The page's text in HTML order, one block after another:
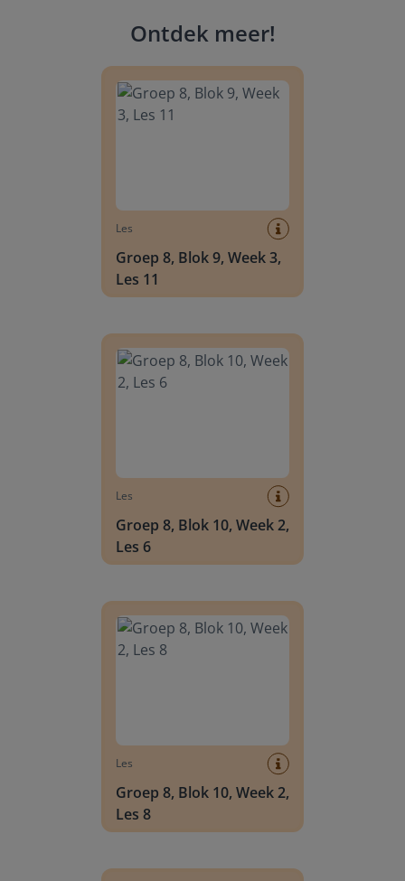
Ontdek meer!
Les
Groep 8, Blok 9, Week 3,
Les 11
Les
Groep 8, Blok 10, Week 2,
Les 6
Les
Groep 8, Blok 10, Week 2,
Les 8